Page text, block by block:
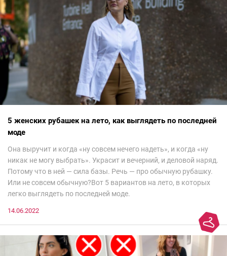
5 женских рубашек на лето, как выглядеть по последней
моде
Она выручит и когда «ну совсем нечего надеть», и когда «ну
никак не могу выбрать». Украсит и вечерний, и деловой наряд.
Потому что в ней — сила базы. Речь — про обычную рубашку.
Или не совсем обычную?Вот 5 вариантов на лето, в которых
легко выглядеть по последней моде.
14.06.2022